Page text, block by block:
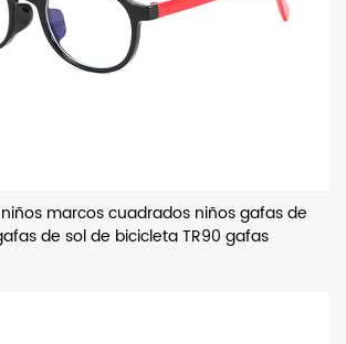
marcos cuadrados niños gafas de
de sol de bicicleta TR90 gafas